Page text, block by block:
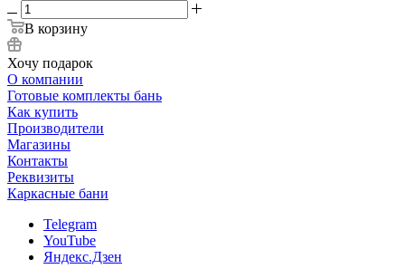
В корзину
Хочу подарок
О компании
Готовые комплекты бань
Как купить
Производители
Магазины
Контакты
Реквизиты
Каркасные бани
Telegram
YouTube
Яндекс.Дзен